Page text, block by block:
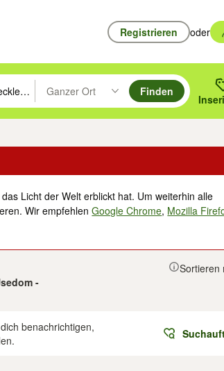
Registrieren oder
nach oben/unten durchsuchen und mit
Eingabetaste drücken um zu suchen, oder
Ganzer Ort
Suche im Umkreis des gewählten Orts
Finden
Licht der Welt erblickt hat. Um weiterhin alle
Wir empfehlenGoogle Chrome, Mozilla
-
Sortieren
benachrichtigen,